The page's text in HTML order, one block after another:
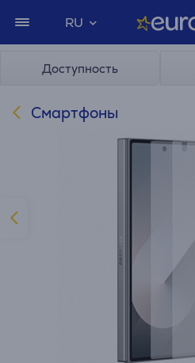
RU
Доступность
Смартфоны